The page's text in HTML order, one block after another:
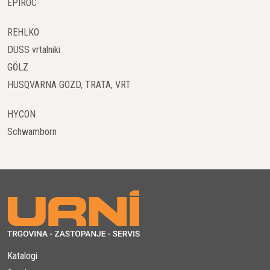
hitrejše in učinkovitejše delovne procese, kar je ključnega
pomena v konkurenčnih industrijah.
Trajnost in Okoljska Zavest
v njihovem pristopu k oblikovanju in proizvodnji opreme.
Stremijo k zmanjšanju okoljskega vpliva in povečanju
Rudarstvo in Gradbeništvo
Epirocova oprema se široko uporablja v rudarstvu in
gradbeništvu za različne naloge, kot so vrtanje, drobljenje
skale, izkopavanje in različne druge konstrukcijske dejavnosti.
EPIROC
REHLKO
DUSS vrtalniki
GÖLZ
HUSQVARNA GOZD, TRATA, VRT
HYCON
Schwamborn
Katalogi